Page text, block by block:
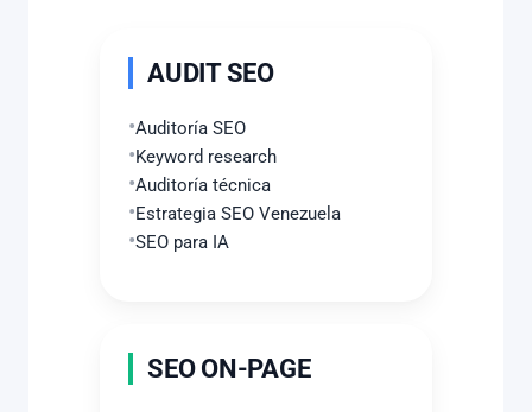
AUDIT SEO
Auditoría SEO
Keyword research
Auditoría técnica
Estrategia SEO Venezuela
SEO para IA
SEO ON-PAGE